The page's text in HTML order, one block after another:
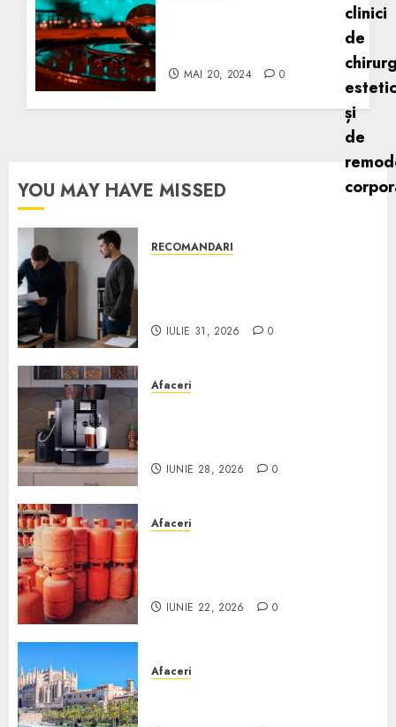
MAI 20, 2024 0
YOU MAY HAVE MISSED
RECOMANDARI
IULIE 31, 2026 0
Afaceri
IUNIE 28, 2026 0
Afaceri
IUNIE 22, 2026 0
Afaceri